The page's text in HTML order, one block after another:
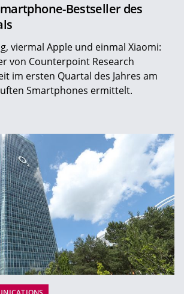
Bestseller des
viermal Apple und einmal Xiaomi:
von Counterpoint Research
im ersten Quartal des Jahres am
Smartphones ermittelt.